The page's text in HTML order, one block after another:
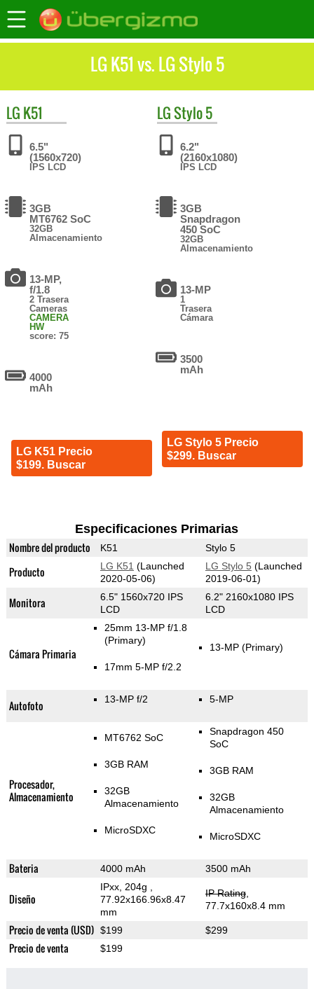
LG K51 vs. LG Stylo 5
LG K51
6.5"
(1560x720)
IPS LCD
3GB
MT6762 SoC
32GB
Almacenamiento
13-MP,
f/1.8
2 Trasera
Cameras
CAMERA
HW
score: 75
4000
mAh
LG K51 Precio
$199. Buscar
LGStylo 5
6.2"
(2160x1080)
IPS LCD
3GB
Snapdragon
450 SoC
32GB
Almacenamiento
13-MP
1
Trasera
Cámara
3500
mAh
LG Stylo 5 Precio
$299. Buscar
Especificaciones Primarias
Nombre del producto K51 Stylo 5
Producto LG K51 (Launched
2020-05-06)
LG Stylo 5 (Launched
2019-06-01)
Monitora
6.5" 1560x720 IPS
LCD
6.2" 2160x1080 IPS
LCD
Cámara Primaria
25mm 13-MP f/1.8
(Primary)
17mm 5-MP f/2.2
13-MP (Primary)
Autofoto 13-MP f/2 5-MP
Procesador,
Almacenamiento
MT6762 SoC
3GB RAM
32GB
Almacenamiento
MicroSDXC
Snapdragon 450
SoC
3GB RAM
32GB
Almacenamiento
MicroSDXC
Bateria 4000 mAh 3500 mAh
Diseño
IPxx, 204g
77.92x166.96x8.47
mm
IP Rating,
77.7x160x8.4 mm
Precio de venta (USD) $199 $299
Precio de venta $199